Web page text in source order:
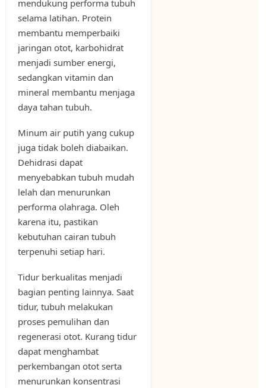
mendukung performa tubuh
selama latihan. Protein
membantu memperbaiki
jaringan otot, karbohidrat
menjadi sumber energi,
sedangkan vitamin dan
mineral membantu menjaga
daya tahan tubuh.
Minum air putih yang cukup
juga tidak boleh diabaikan.
Dehidrasi dapat
menyebabkan tubuh mudah
lelah dan menurunkan
performa olahraga. Oleh
karena itu, pastikan
kebutuhan cairan tubuh
terpenuhi setiap hari.
Tidur berkualitas menjadi
bagian penting lainnya. Saat
tidur, tubuh melakukan
proses pemulihan dan
regenerasi otot. Kurang tidur
dapat menghambat
perkembangan otot serta
menurunkan konsentrasi